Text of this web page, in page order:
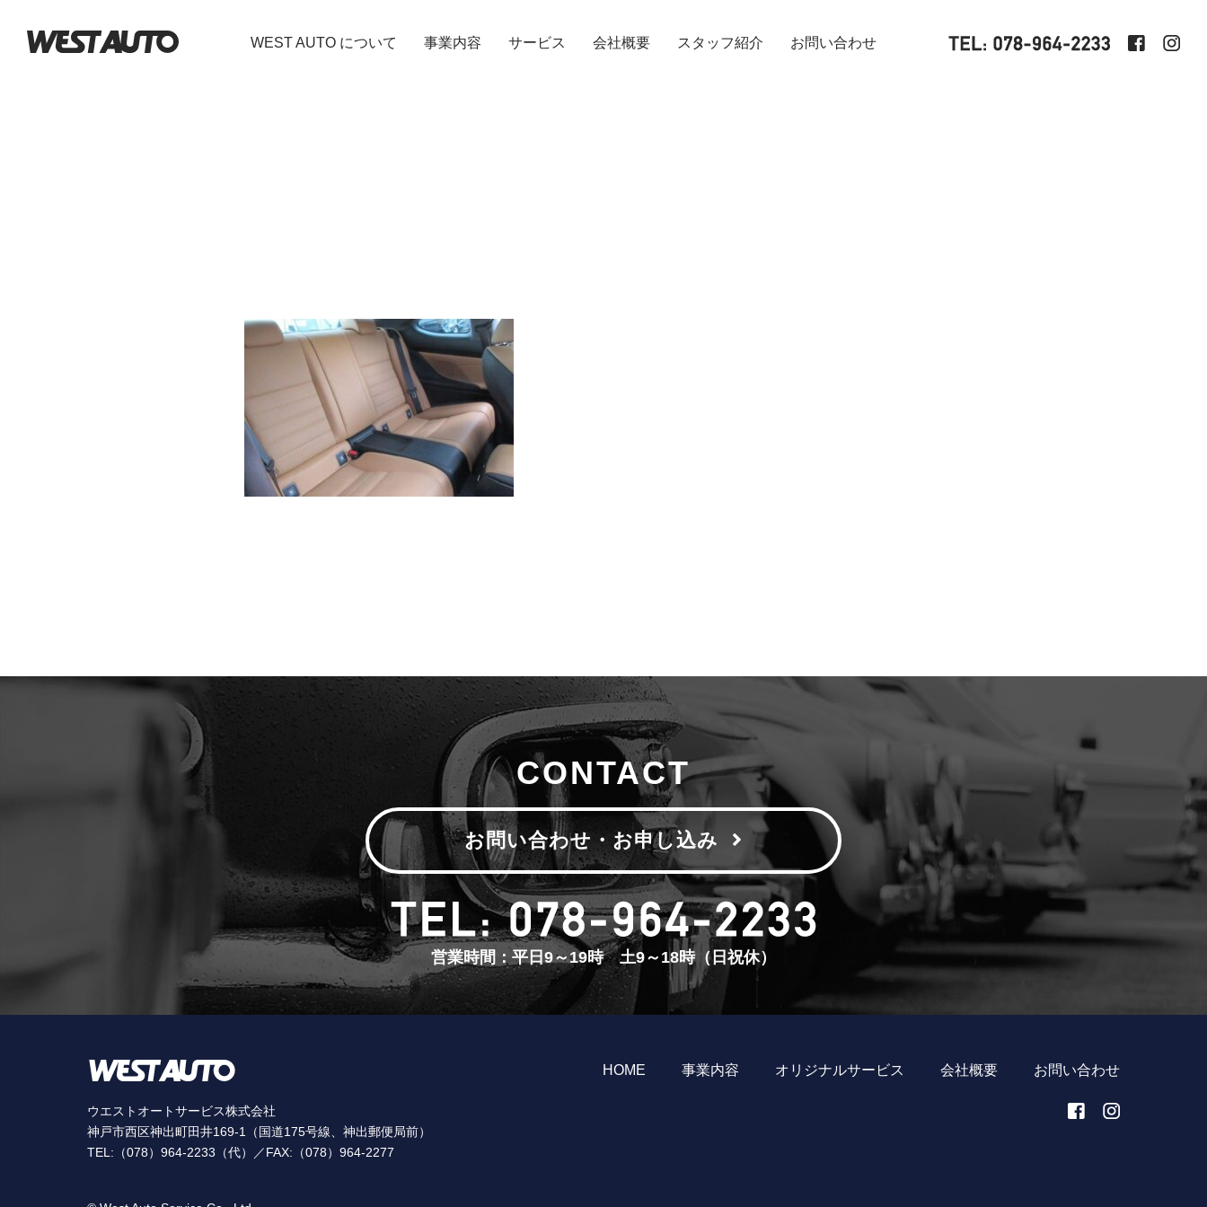
WEST AUTO について 事業内容 サービス 会社概要 スタッフ紹介 お問い合わせ
CONTACT
お問い合わせ・お申し込み
営業時間：平日9～19時 土9～18時（日祝休）
ウエストオートサービス株式会社
神戸市西区神出町田井169-1（国道175号線、神出郵便局前）
TEL:（078）964-2233（代）／FAX:（078）964-2277
HOME 事業内容 オリジナルサービス 会社概要 お問い合わせ